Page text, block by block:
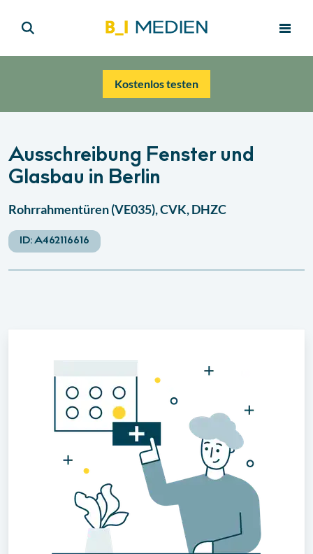
Kostenlos testen
Ausschreibung Fenster und
Glasbau in Berlin
Rohrrahmentüren (VE035), CVK, DHZC
ID:A462116616